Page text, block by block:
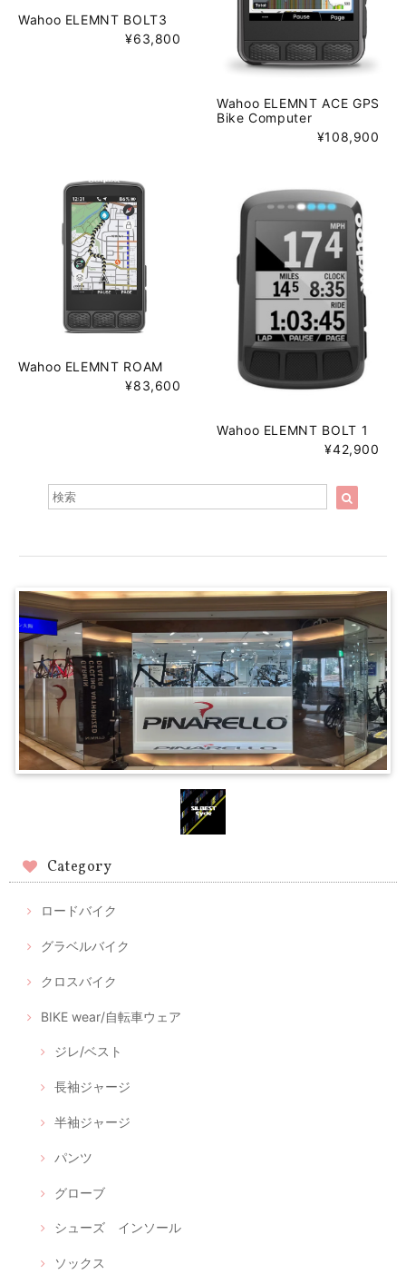
Wahoo ELEMNT BOLT3
¥63,800
Wahoo ELEMNT ACE GPS
Bike Computer
¥108,900
Wahoo ELEMNT ROAM
¥83,600
Wahoo ELEMNT BOLT 1
¥42,900
Category
ロードバイク
グラベルバイク
クロスバイク
BIKE wear/自転車ウェア
ジレ/ベスト
長袖ジャージ
半袖ジャージ
パンツ
グローブ
シューズ インソール
ソックス